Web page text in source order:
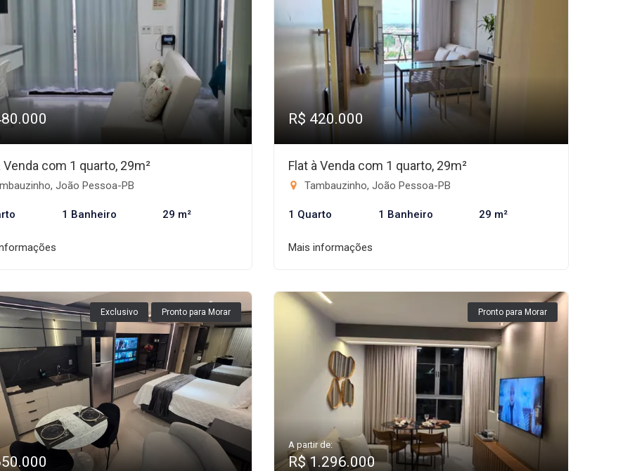
Venda com 1 quarto, 29m²
João Pessoa-PB
1 Banheiro 29 m²
R$ 420.000
Flat à Venda com 1 quarto, 29m²
Tambauzinho, João Pessoa-PB
1 Quarto 1 Banheiro 29 m²
Mais informações
Exclusivo Pronto para Morar Pronto para Morar
A partir de:
R$ 1.296.000